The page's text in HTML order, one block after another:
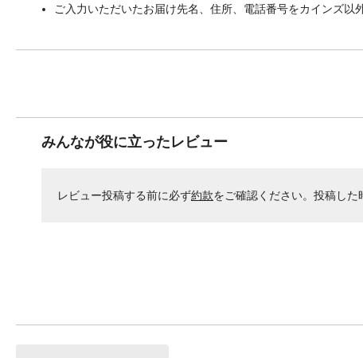
ご入力いただいたお届け先名、住所、電話番号をカインズ以
みんなが役に立ったレビュー
レビュー投稿する前に必ず約款をご確認ください。投稿した